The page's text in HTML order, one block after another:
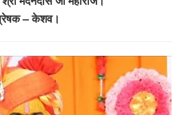
– केशव।